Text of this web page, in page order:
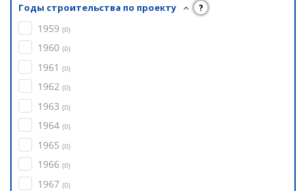
Годы строительства по проекту ?
1959 (0)
1960 (0)
1961 (0)
1962 (0)
1963 (0)
1964 (0)
1965 (0)
1966 (0)
1967 (0)